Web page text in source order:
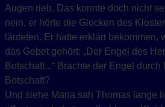
Augen rieb. Das konnte doch nicht
nein, er hörte die Glocken des
läuteten. Er hatte erklärt bekommen,
das Gebet gehört: „Der Engel des
Botschaft...“ Brachte der Engel
Botschaft?
Und siehe Maria sah Thomas lange